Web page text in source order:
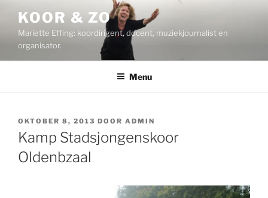
inhoud
KOOR & ZO
Mariette Effing: koordirigent, docent, muziekjournalist en
organisator.
Menu
GEPLAATST
OP
OKTOBER 8, 2013 DOOR ADMIN
Kamp Stadsjongenskoor
Oldenbzaal